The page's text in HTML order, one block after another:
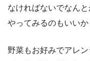
なければないでなん
やってみるのもいいか
野菜もお好みでアレ